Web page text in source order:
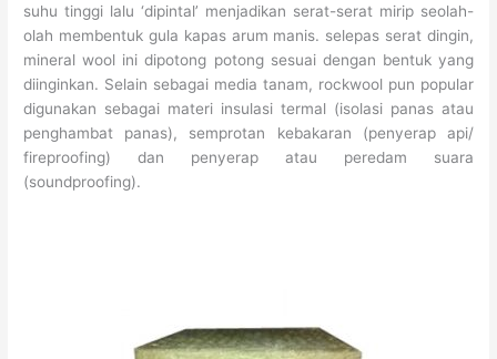
suhu tinggi lalu ‘dipintal’ menjadikan serat-serat mirip seolah-
olah membentuk gula kapas arum manis. selepas serat dingin,
mineral wool ini dipotong potong sesuai dengan bentuk yang
diinginkan. Selain sebagai media tanam, rockwool pun popular
digunakan sebagai materi insulasi termal (isolasi panas atau
penghambat panas), semprotan kebakaran (penyerap api/
fireproofing) dan penyerap atau peredam suara
(soundproofing).